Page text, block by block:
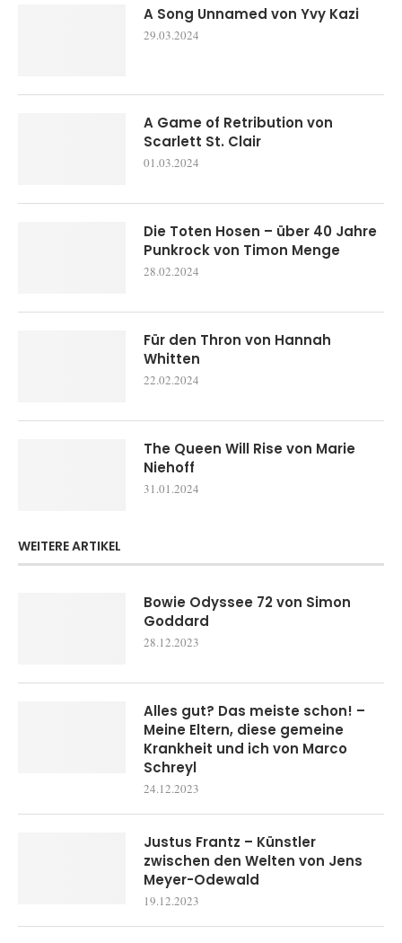
A Song Unnamed von Yvy Kazi
29.03.2024
A Game of Retribution von
Scarlett St. Clair
01.03.2024
Die Toten Hosen – über 40 Jahre
Punkrock von Timon Menge
28.02.2024
Für den Thron von Hannah
Whitten
22.02.2024
The Queen Will Rise von Marie
Niehoff
31.01.2024
WEITERE ARTIKEL
Bowie Odyssee 72 von Simon
Goddard
28.12.2023
Alles gut? Das meiste schon! –
Meine Eltern, diese gemeine
Krankheit und ich von Marco
Schreyl
24.12.2023
Justus Frantz – Künstler
zwischen den Welten von Jens
Meyer-Odewald
19.12.2023